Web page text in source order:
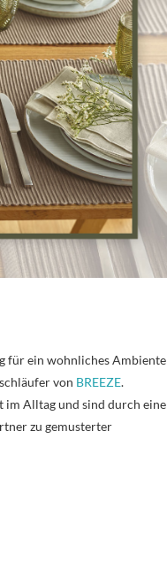
für ein wohnliches Ambiente
von BREEZE.
im Alltag und sind durch eine
zu gemusterter